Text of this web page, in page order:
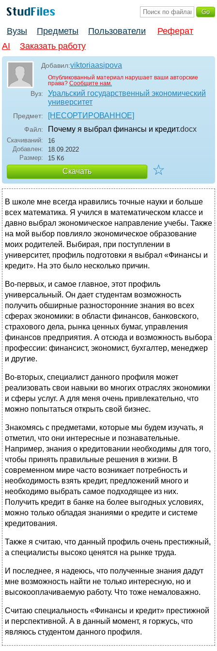
Вузы Предметы Пользователи
Реферат
AI
Заказать работу
Добавил:viktoriaasipova
Опубликованный материал нарушает ваши авторские
права? Сообщите нам.
Вуз:
Уральский государственный экономический
университет
Предмет: [НЕСОРТИРОВАННОЕ]
Файл: Почему я выбрал финансы и кредит.docx
Скачиваний:
16
Добавлен:
18.09.2022
Размер:
15 Кб
Скачать ☆
В школе мне всегда нравились точные науки и больше
всех математика. Я учился в математическом классе и
давно выбрал экономическое направление учебы. Также
на мой выбор повлияло экономическое образование
моих родителей. Выбирая, при поступлении в
университет, профиль подготовки я выбрал «Финансы и
кредит». На это было несколько причин.
Во-первых, и самое главное, этот профиль
универсальный. Он дает студентам возможность
получить обширные разносторонние знания во всех
сферах экономики: в области финансов, банковского,
страхового дела, рынка ценных бумаг, управления
финансов предприятия. А отсюда и возможность выбора
профессии: финансист, экономист, бухгалтер, менеджер
и другие.
Во-вторых, специалист данного профиля может
реализовать свои навыки во многих отраслях экономики
и сферы услуг. А для меня очень привлекательно, что
можно попытаться открыть свой бизнес.
Знакомясь с предметами, которые мы будем изучать, я
отметил, что они интересные и познавательные.
Например, знания о кредитовании необходимы для того,
чтобы принять правильные решения в жизни. В
современном мире часто возникает потребность и
необходимость взять кредит, предложений много и
необходимо выбрать самое подходящее из них.
Получить кредит в банке на более выгодных условиях,
можно только обладая знаниями о кредите и системе
кредитования.
Также я считаю, что данный профиль очень престижный,
а специалисты высоко ценятся на рынке труда.
И последнее, я надеюсь, что полученные знания дадут
мне возможность найти не только интересную, но и
высокооплачиваемую работу. Что тоже немаловажно.
Считаю специальность «Финансы и кредит» престижной
и перспективной. А в данный момент, я горжусь, что
являюсь студентом данного профиля.